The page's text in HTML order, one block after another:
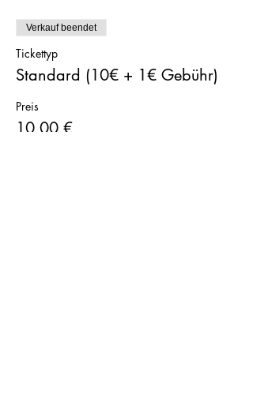
Verkauf beendet
Tickettyp
Standard (10€ + 1€ Gebühr)
Preis
10,00 €